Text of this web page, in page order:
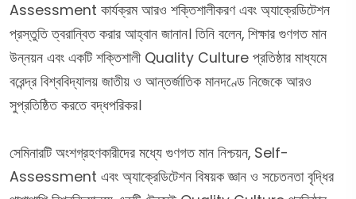
Assessment কার্যক্রম আরও শক্তিশালীকরণ এবং অ্যাক্রেডিটেশন
প্রস্তুতি ত্বরান্বিত করার আহ্বান জানান। তিনি বলেন, শিক্ষার গুণগত মান
উন্নয়ন এবং একটি শক্তিশালী Quality Culture প্রতিষ্ঠার মাধ্যমে
বরেন্দ্র বিশ্ববিদ্যালয় জাতীয় ও আন্তর্জাতিক মানদণ্ডে নিজেকে আরও
সুপ্রতিষ্ঠিত করতে বদ্ধপরিকর।
সেমিনারটি অংশগ্রহণকারীদের মধ্যে গুণগত মান নিশ্চয়ন, Self-
Assessment এবং অ্যাক্রেডিটেশন বিষয়ক জ্ঞান ও সচেতনতা বৃদ্ধির